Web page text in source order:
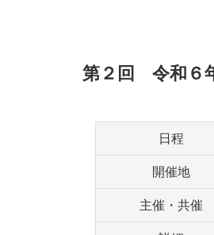
第２回 令和６
日程
開催地
主催・共催